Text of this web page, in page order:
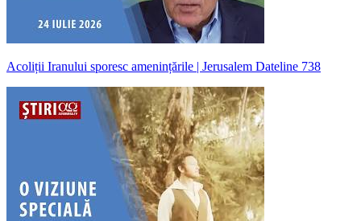
Acoliții Iranului sporesc amenințările | Jerusalem Dateline 738